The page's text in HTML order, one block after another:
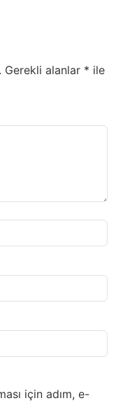
Gerekli alanlar * ile
için adım, e-